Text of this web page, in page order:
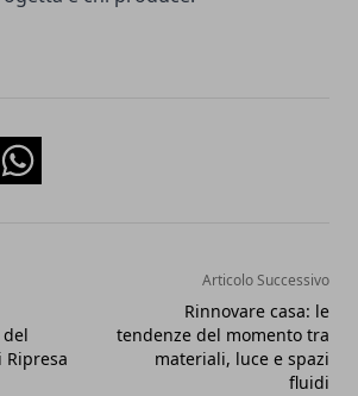
Whatsapp
Ripresa
Articolo Successivo
Rinnovare casa: le
tendenze del momento tra
materiali, luce e spazi
fluidi